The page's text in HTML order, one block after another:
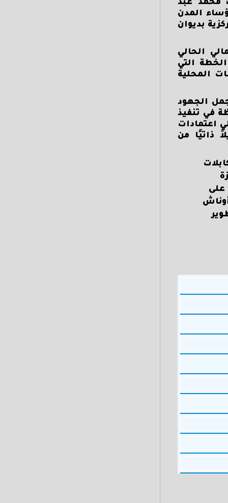
محمد عبد
المدن
بديوان
الحالي
الخطة التي
المحلية
الجهود
نجاح المحافظة في تنفيذ
بإجمالي اعتمادات
بجانب 31 مليون جنيه تمويلاً ذاتيًا من
على